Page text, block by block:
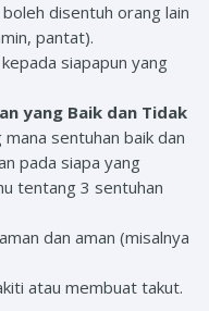
disentuh orang lain
pantat).
siapapun yang
yang Baik dan Tidak
sentuhan baik dan
pada siapa yang
tentang 3 sentuhan
dan aman (misalnya
atau membuat takut.